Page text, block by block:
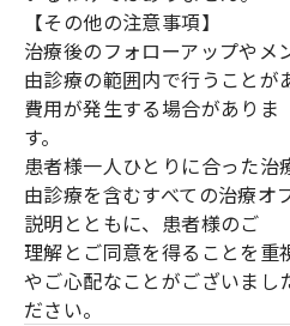
【その他の注意事項】
治療後のフォローアップやメ
由診療の範囲内で行うことが
費用が発生する場合がありま
す。
患者様一人ひとりに合った治
由診療を含むすべての治療オ
説明とともに、患者様のご
理解とご同意を得ることを重
やご心配なことがございまし
ださい。